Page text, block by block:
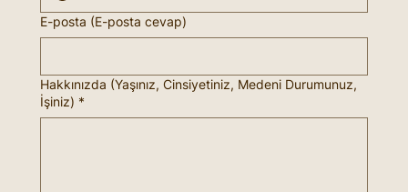
E-posta (E-posta cevap)
Hakkınızda (Yaşınız, Cinsiyetiniz, Medeni Durumunuz,
İşiniz) *